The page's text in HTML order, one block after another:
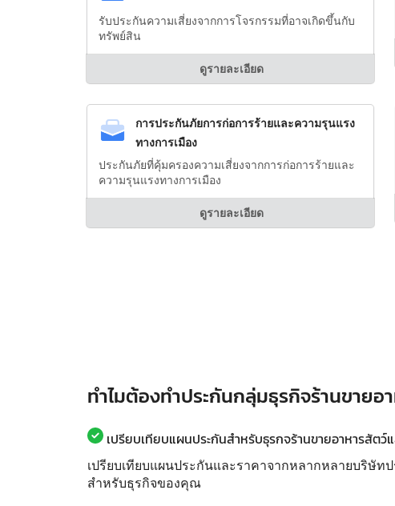
รับประกันความเสี่ยงจากการโจรกรรมที่อาจเกิดขึ้นกับ
ทรัพย์สิน
ดูรายละเอียด
การประกันภัยการก่อการร้ายและความรุนแรง
ทางการเมือง
ประกันภัยที่คุ้มครองความเสี่ยงจากการก่อการร้ายและ
ความรุนแรงทางการเมือง
ดูรายละเอียด
ทำไมต้องทำประกันกลุ่มธุรกิจร้านขายอ
เปรียบเทียบแผนประกันสำหรับธุรกจร้านขายอาหารสัตว์แ
เปรียบเทียบแผนประกันและราคาจากหลากหลายบริษัท
สำหรับธุรกิจของคุณ